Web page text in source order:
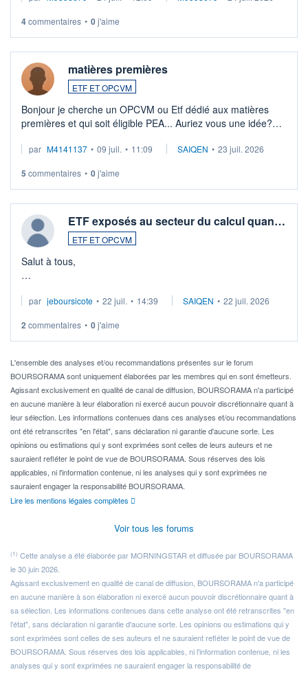
4commentaires • 0j'aime
matières premières
ETF ET OPCVM
Bonjour je cherche un OPCVM ou Etf dédié aux matières
premières et qui soit éligible PEA... Auriez vous une idée?
par M4141137 • 09 juil. • 11:09 SAIQEN • 23 juil. 2026
5 commentaires • 0j'aime
ETF exposés au secteur du calcul quan…
ETF ET OPCVM
Salut à tous,
via un ETF plutôt que des actions individuelles.
Idéalement, je voudrais qu'il soit éligible au PEA.
Pour l' ...
par jeboursicote • 22 juil. • 14:39 SAIQEN • 22 juil. 2026
2 commentaires • 0j'aime
L'ensemble des analyses et/ou recommandations présentes sur le forum
BOURSORAMA sont uniquement élaborées par les membres qui en sont émetteurs.
Agissant exclusivement en qualité de canal de diffusion, BOURSORAMA n'a participé
en aucune manière à leur élaboration ni exercé aucun pouvoir discrétionnaire quant à
leur sélection. Les informations contenues dans ces analyses et/ou recommandations
ont été retranscrites "en l'état", sans déclaration ni garantie d'aucune sorte. Les
opinions ou estimations qui y sont exprimées sont celles de leurs auteurs et ne
sauraient refléter le point de vue de BOURSORAMA. Sous réserves des lois
applicables, ni l'information contenue, ni les analyses qui y sont exprimées ne
sauraient engager la responsabilité BOURSORAMA.
Lire les mentions légales complètes
Voir tous les forums
(1) Cette analyse a été élaborée par MORNINGSTAR et diffusée par BOURSORAMA
le 30 juin 2026.
Agissant exclusivement en qualité de canal de diffusion, BOURSORAMA n'a participé
en aucune manière à son élaboration ni exercé aucun pouvoir discrétionnaire quant à
sa sélection. Les informations contenues dans cette analyse ont été retranscrites "en
l'état", sans déclaration ni garantie d'aucune sorte. Les opinions ou estimations qui y
sont exprimées sont celles de ses auteurs et ne sauraient refléter le point de vue de
BOURSORAMA. Sous réserves des lois applicables, ni l'information contenue, ni les
analyses qui y sont exprimées ne sauraient engager la responsabilité de